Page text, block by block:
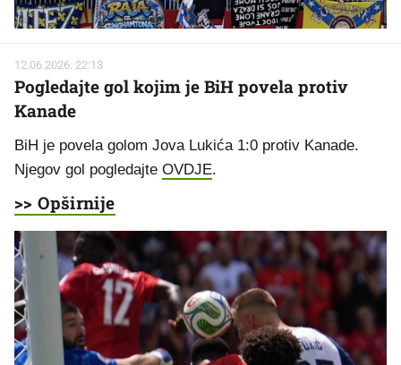
12.06.2026. 22:13
Pogledajte gol kojim je BiH povela protiv
Kanade
BiH je povela golom Jova Lukića 1:0 protiv Kanade.
Njegov gol pogledajte OVDJE.
>> Opširnije